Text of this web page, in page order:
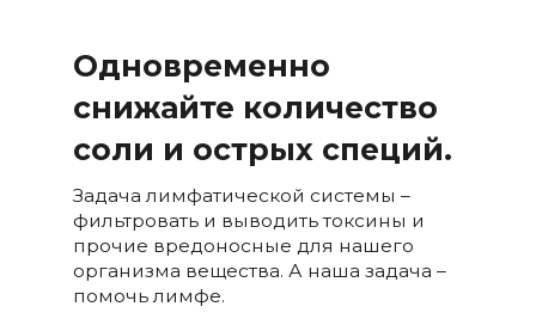
Одновременно
снижайте количество
соли и острых специй.
Задача лимфатической системы –
фильтровать и выводить токсины и
прочие вредоносные для нашего
организма вещества. А наша задача –
помочь лимфе.